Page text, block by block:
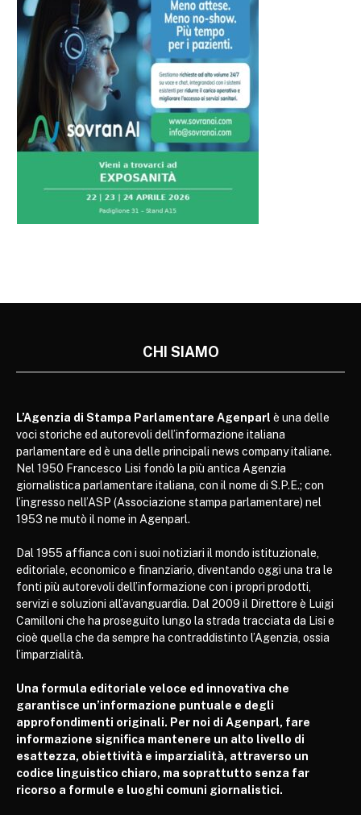
CHI SIAMO
L’Agenzia di Stampa Parlamentare Agenparl è una delle
voci storiche ed autorevoli dell’informazione italiana
parlamentare ed è una delle principali news company italiane.
Nel 1950 Francesco Lisi fondò la più antica Agenzia
giornalistica parlamentare italiana, con il nome di S.P.E.; con
l’ingresso nell’ASP (Associazione stampa parlamentare) nel
1953 ne mutò il nome in Agenparl.
Dal 1955 affianca con i suoi notiziari il mondo istituzionale,
editoriale, economico e finanziario, diventando oggi una tra le
fonti più autorevoli dell’informazione con i propri prodotti,
servizi e soluzioni all’avanguardia. Dal 2009 il Direttore è Luigi
Camilloni che ha proseguito lungo la strada tracciata da Lisi e
cioè quella che da sempre ha contraddistinto l’Agenzia, ossia
l’imparzialità.
Una formula editoriale veloce ed innovativa che
garantisce un’informazione puntuale e degli
approfondimenti originali. Per noi di Agenparl, fare
informazione significa mantenere un alto livello di
esattezza, obiettività e imparzialità, attraverso un
codice linguistico chiaro, ma soprattutto senza far
ricorso a formule e luoghi comuni giornalistici.